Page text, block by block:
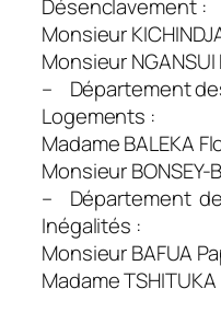
Désenclavement :
Monsieur
Monsieur NGANSUI
– Département
Logements :
Madame BALEKA
Monsieur
– Département de
Inégalités :
Monsieur BAFUA
Madame